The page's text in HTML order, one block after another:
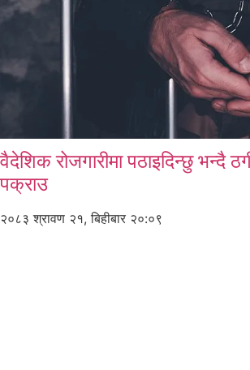
वैदेशिक रोजगारीमा पठाइदिन्छु भन्दै
पक्राउ
२०८३ श्रावण २१, बिहीबार २०:०९